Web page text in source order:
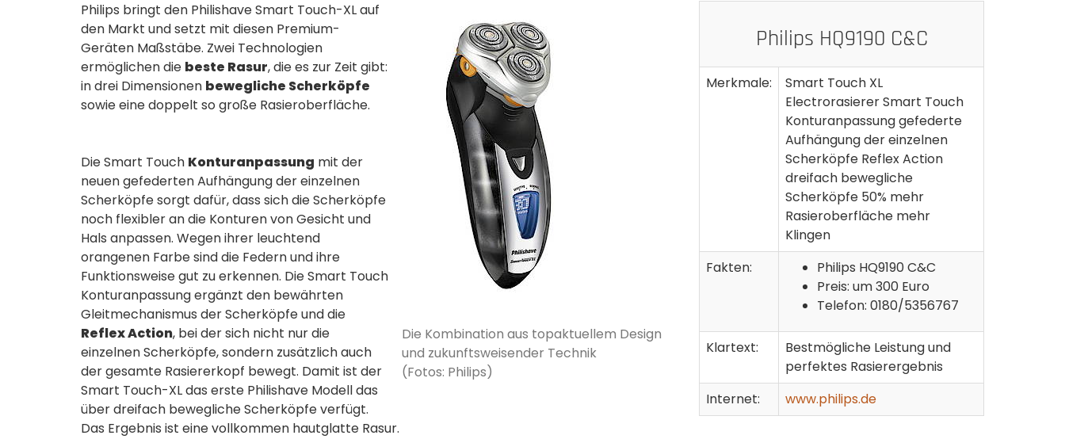
Die Kombination aus topaktuellem Design
und zukunftsweisender Technik
(Fotos: Philips)
Philips bringt den Philishave Smart Touch-XL auf
den Markt und setzt mit diesen Premium-
Geräten Maßstäbe. Zwei Technologien
ermöglichen die beste Rasur, die es zur Zeit gibt:
in drei Dimensionen bewegliche Scherköpfe
sowie eine doppelt so große Rasieroberfläche.
Die Smart Touch Konturanpassung mit der
neuen gefederten Aufhängung der einzelnen
Scherköpfe sorgt dafür, dass sich die Scherköpfe
noch flexibler an die Konturen von Gesicht und
Hals anpassen. Wegen ihrer leuchtend
orangenen Farbe sind die Federn und ihre
Funktionsweise gut zu erkennen. Die Smart Touch
Konturanpassung ergänzt den bewährten
Gleitmechanismus der Scherköpfe und die
Reflex Action, bei der sich nicht nur die
einzelnen Scherköpfe, sondern zusätzlich auch
der gesamte Rasiererkopf bewegt. Damit ist der
Smart Touch-XL das erste Philishave Modell das
über dreifach bewegliche Scherköpfe verfügt.
Das Ergebnis ist eine vollkommen hautglatte Rasur.
Philips HQ9190 C&C
Merkmale:
Smart Touch XL
Electrorasierer Smart Touch
Konturanpassung gefederte
Aufhängung der einzelnen
Scherköpfe Reflex Action
dreifach bewegliche
Scherköpfe 50% mehr
Rasieroberfläche mehr
Klingen
Fakten:
Philips HQ9190 C&C
Preis: um 300 Euro
Telefon: 0180/5356767
Klartext:
Bestmögliche Leistung und
perfektes Rasierergebnis
Internet:
www.philips.de